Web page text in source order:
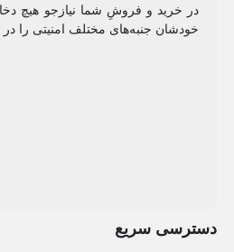
در خرید و فروشِ شما نیازجو هیچ
خودشان جنبه‌های مختلف امنیتی را در
دسترسی سریع